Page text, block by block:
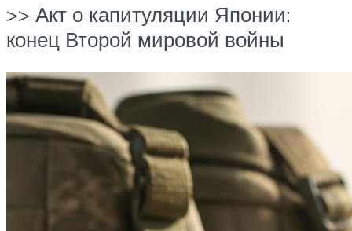
>> Акт о капитуляции Японии:
конец Второй мировой войны